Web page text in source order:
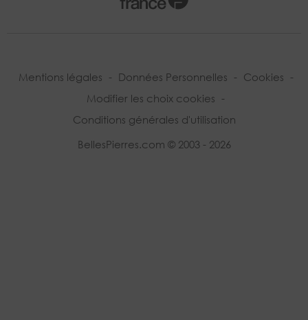
Mentions légales - Données Personnelles - Cookies -
Modifier les choix cookies -
Conditions générales d'utilisation
BellesPierres.com © 2003 - 2026